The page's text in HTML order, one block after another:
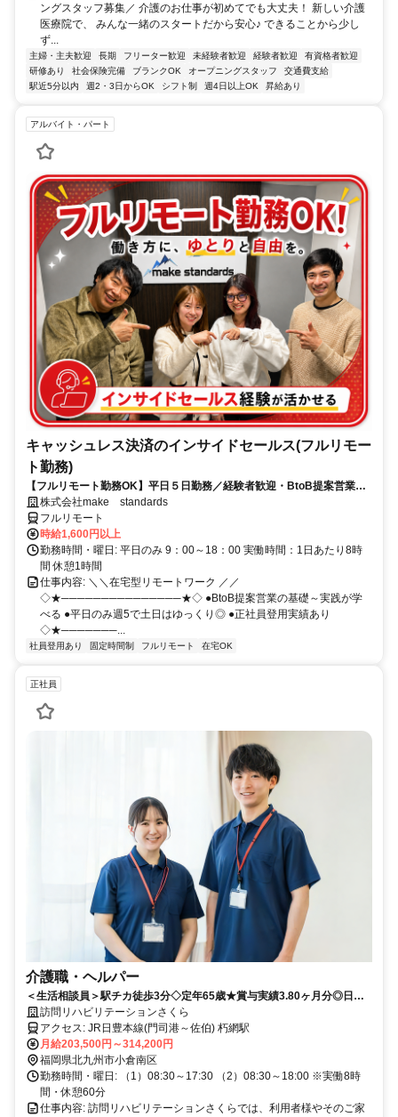
ングスタッフ募集／ 介護のお仕事が初めてでも大丈夫！ 新しい介護
医療院で、 みんな一緒のスタートだから安心♪ できることから少し
ず...
主婦・主夫歓迎 長期 フリーター歓迎 未経験者歓迎 経験者歓迎
有資格者歓迎
研修あり
社会保険完備 ブランクOK オープニングスタッフ
交通費支給
駅近5分以内
週2・3日からOK シフト制 週4日以上OK 昇給あり
アルバイト・パート
キャッシュレス決済のインサイドセールス(フルリモー
ト勤務)
【フルリモート勤務OK】平日５日勤務／経験者歓迎・BtoB提案営業で
スキルアップ
株式会社make standards
フルリモート
時給1,600円以上
勤務時間・曜日: 平日のみ 9：00～18：00 実働時間：1日あたり8時
間 休憩1時間
仕事内容: ＼＼在宅型リモートワーク ／／
◇★───────────────★◇ ●BtoB提案営業の基礎～実践が学
べる ●平日のみ週5で土日はゆっくり◎ ●正社員登用実績あり
◇★───────...
社員登用あり 固定時間制 フルリモート 在宅OK
正社員
介護職・ヘルパー
＜生活相談員＞駅チカ徒歩3分◇定年65歳★賞与実績3.80ヶ月分◎日勤
のみでプライベートも充実♪
訪問リハビリテーションさくら
アクセス: JR日豊本線(門司港～佐伯) 朽網駅
月給203,500円～314,200円
福岡県北九州市小倉南区
勤務時間・曜日: （1）08:30～17:30 （2）08:30～18:00 ※実働8時
間・休憩60分
仕事内容: 訪問リハビリテーションさくらでは、利用者様やそのご家